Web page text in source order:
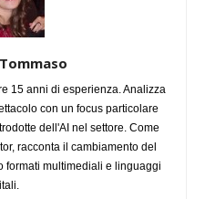
15 anni di esperienza. Analizza
con un focus particolare
dell'AI nel settore. Come
racconta il cambiamento del
formati multimediali e linguaggi